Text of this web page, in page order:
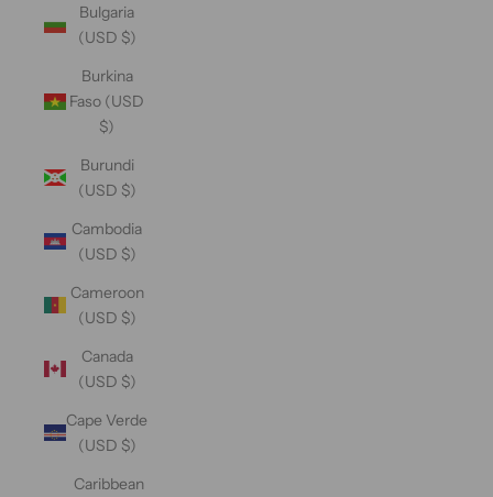
Bulgaria
(USD $)
Burkina
Faso (USD
$)
Burundi
(USD $)
Cambodia
(USD $)
Cameroon
(USD $)
Canada
(USD $)
Cape Verde
(USD $)
Caribbean